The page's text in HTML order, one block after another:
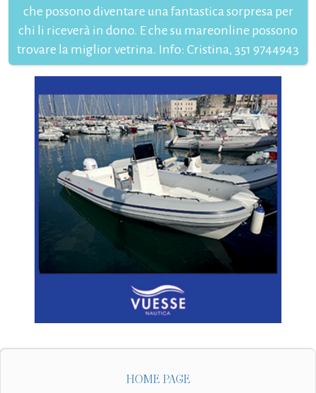
che possono diventare una fantastica sorpresa per
chi li riceverà in dono. E che su mareonline possono
trovare la miglior vetrina. Info: Cristina, 351 9744943
HOME PAGE